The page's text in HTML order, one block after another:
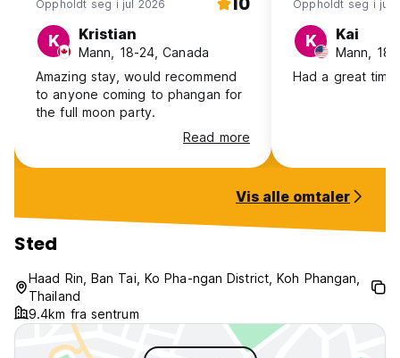
Oppholdt seg i jul 2026
K Kristian
Mann, 18-24, Canada
Amazing stay, would recommend
to anyone coming to phangan for
the full moon party.
Read more
Oppholdt seg i jul
K Kai
Mann, 18-
Had a great
Vis alle omtaler
Sted
Haad Rin, Ban Tai, Ko Pha-ngan District, Koh Phangan,
Thailand
9.4km fra sentrum